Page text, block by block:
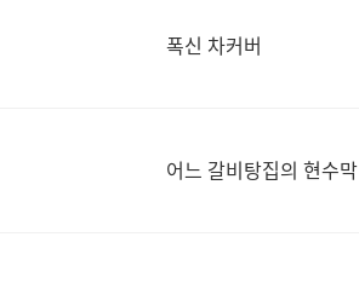
폭신 차커버
어느 갈비탕집의 현수막